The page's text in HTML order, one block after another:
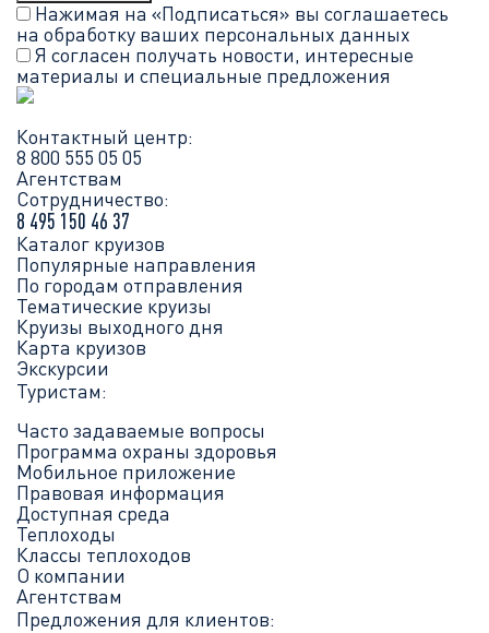
Нажимая на «Подписаться» вы соглашаетесь
на обработку ваших персональных данных
Я согласен получать новости, интересные
материалы и специальные предложения
Контактный центр:
8 800 555 05 05
Агентствам
Сотрудничество:
8 495 150 46 37
Каталог круизов
Популярные направления
По городам отправления
Тематические круизы
Круизы выходного дня
Карта круизов
Экскурсии
Туристам:
Часто задаваемые вопросы
Программа охраны здоровья
Мобильное приложение
Правовая информация
Доступная среда
Теплоходы
Классы теплоходов
О компании
Агентствам
Предложения для клиентов: